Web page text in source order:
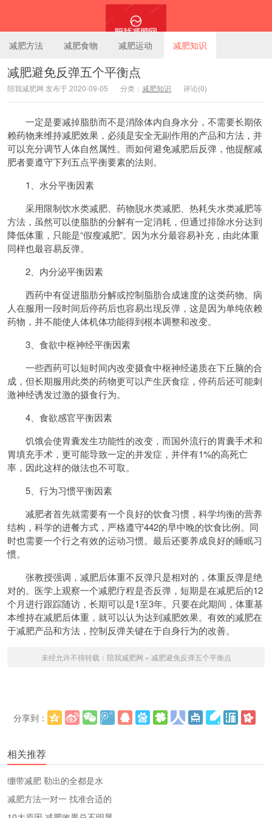
陪我减肥网
减肥方法 减肥食物 减肥运动 减肥知识
减肥避免反弹五个平衡点
陪我减肥网 发布于 2020-09-05 分类： 减肥知识 评论(0)
一定是要减掉脂肪而不是消除体内自身水分，不需要长期依
赖药物来维持减肥效果，必须是安全无副作用的产品和方法，并
可以充分调节人体自然属性。而如何避免减肥后反弹，他提醒减
肥者要遵守下列五点平衡要素的法则。
1、水分平衡因素
采用限制饮水类减肥、药物脱水类减肥、热耗失水类减肥等
方法，虽然可以使脂肪的分解有一定消耗，但通过排除水分达到
降低体重，只能是“假瘦减肥”。因为水分最容易补充，由此体重
同样也最容易反弹。
2、内分泌平衡因素
西药中有促进脂肪分解或控制脂肪合成速度的这类药物。病
人在服用一段时间后停药后也容易出现反弹，这是因为单纯依赖
药物，并不能使人体机体功能得到根本调整和改变。
3、食欲中枢神经平衡因素
一些西药可以短时间内改变摄食中枢神经递质在下丘脑的合
成，但长期服用此类的药物更可以产生厌食症，停药后还可能刺
激神经诱发过激的摄食行为。
4、食欲感官平衡因素
饥饿会使胃囊发生功能性的改变，而国外流行的胃囊手术和
胃填充手术，更可能导致一定的并发症，并伴有1%的高死亡
率，因此这样的做法也不可取。
5、行为习惯平衡因素
减肥者首先就需要有一个良好的饮食习惯，科学均衡的营养
结构，科学的进餐方式，严格遵守442的早中晚的饮食比例。同
时也需要一个行之有效的运动习惯。最后还要养成良好的睡眠习
惯。
张教授强调，减肥后体重不反弹只是相对的，体重反弹是绝
对的。医学上观察一个减肥疗程是否反弹，短期是在减肥后的12
个月进行跟踪随访，长期可以是1至3年。只要在此期间，体重基
本维持在减肥后体重，就可以认为达到减肥效果。有效的减肥在
于减肥产品和方法，控制反弹关键在于自身行为的改善。
未经允许不得转载： 陪我减肥网 » 减肥避免反弹五个平衡点
分享到：
相关推荐
绷带减肥 勒出的全都是水
减肥方法一对一 找准合适的